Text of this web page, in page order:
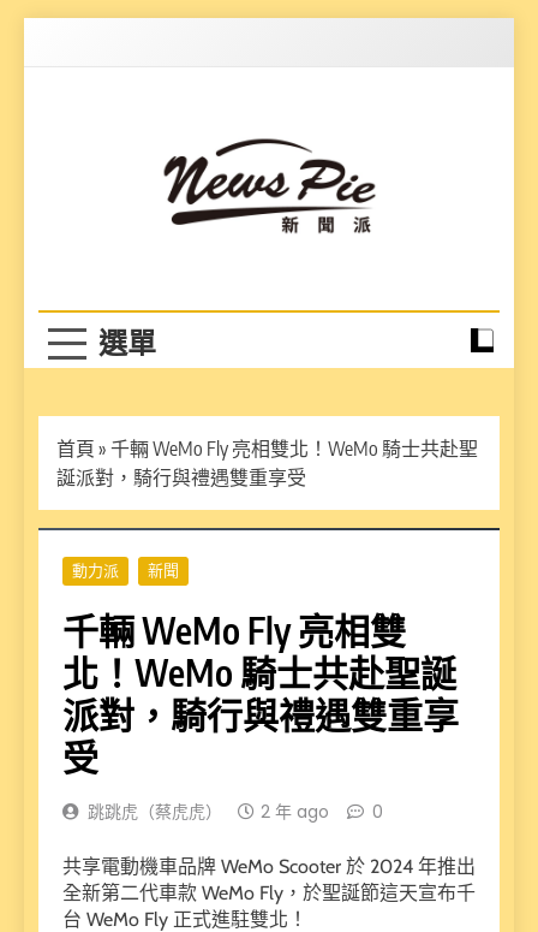
首頁 » 千輛 WeMo Fly 亮相雙北！WeMo 騎士共赴聖
誕派對，騎行與禮遇雙重享受
動力派 新聞
千輛 WeMo Fly 亮相雙
北！WeMo 騎士共赴聖誕
派對，騎行與禮遇雙重享
受
跳跳虎（蔡虎虎） 2 年 ago 0
共享電動機車品牌 WeMo Scooter 於 2024 年推出
全新第二代車款 WeMo Fly，於聖誕節這天宣布千
台 WeMo Fly 正式進駐雙北！